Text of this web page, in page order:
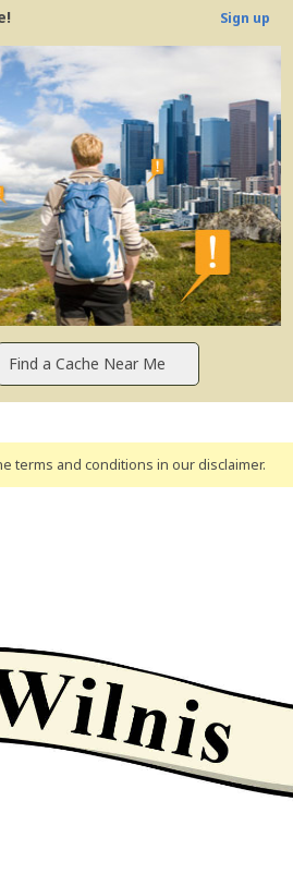
Sign up
terms and conditions in our disclaimer.